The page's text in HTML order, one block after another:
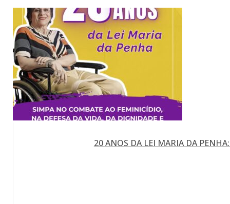
20 ANOS DA LEI MARIA DA